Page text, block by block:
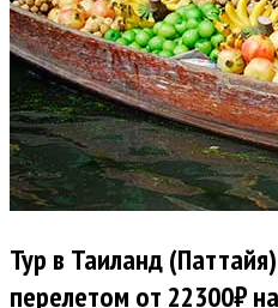
Тур в Таиланд
перелетом от 22300₽